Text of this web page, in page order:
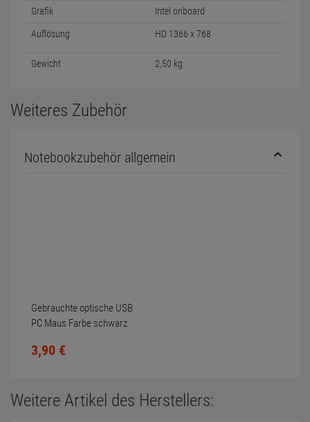
Grafik Intel onboard
Auflösung HD 1366 x 768
Gewicht 2,50 kg
Weiteres Zubehör
Notebookzubehör allgemein
Gebrauchte optische USB
PC Maus Farbe schwarz
3,90 €
Weitere Artikel des Herstellers: